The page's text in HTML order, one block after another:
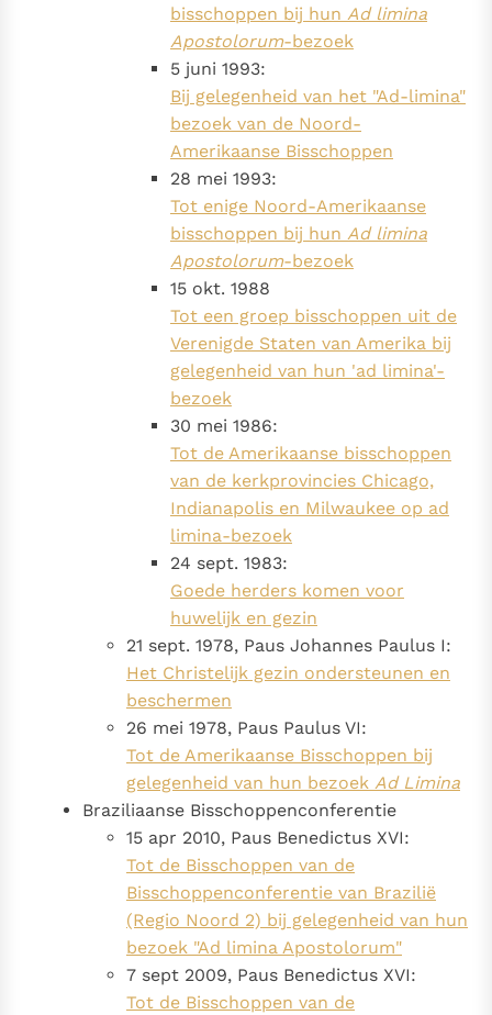
bisschoppen bij hun Ad limina
Apostolorum-bezoek
5 juni 1993:
Bij gelegenheid van het "Ad-limina"
bezoek van de Noord-
Amerikaanse Bisschoppen
28 mei 1993:
Tot enige Noord-Amerikaanse
bisschoppen bij hun Ad limina
Apostolorum-bezoek
15 okt. 1988
Tot een groep bisschoppen uit de
Verenigde Staten van Amerika bij
gelegenheid van hun 'ad limina'-
bezoek
30 mei 1986:
Tot de Amerikaanse bisschoppen
van de kerkprovincies Chicago,
Indianapolis en Milwaukee op ad
limina-bezoek
24 sept. 1983:
Goede herders komen voor
huwelijk en gezin
21 sept. 1978, Paus Johannes Paulus I:
Het Christelijk gezin ondersteunen en
beschermen
26 mei 1978, Paus Paulus VI:
Tot de Amerikaanse Bisschoppen bij
gelegenheid van hun bezoek Ad Limina
Braziliaanse Bisschoppenconferentie
15 apr 2010, Paus Benedictus XVI:
Tot de Bisschoppen van de
Bisschoppenconferentie van Brazilië
(Regio Noord 2) bij gelegenheid van hun
bezoek "Ad limina Apostolorum"
7 sept 2009, Paus Benedictus XVI:
Tot de Bisschoppen van de